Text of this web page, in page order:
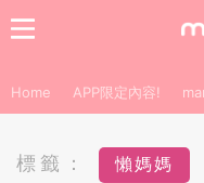
Home APP限定內容!
標籤： 懶媽媽